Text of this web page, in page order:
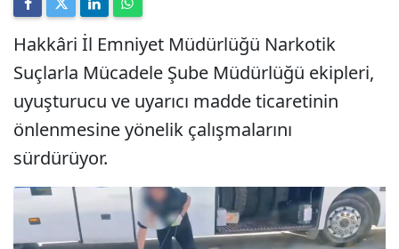
Hakkâri İl Emniyet Müdürlüğü Narkotik
Suçlarla Mücadele Şube Müdürlüğü ekipleri,
uyuşturucu ve uyarıcı madde ticaretinin
önlenmesine yönelik çalışmalarını
sürdürüyor.